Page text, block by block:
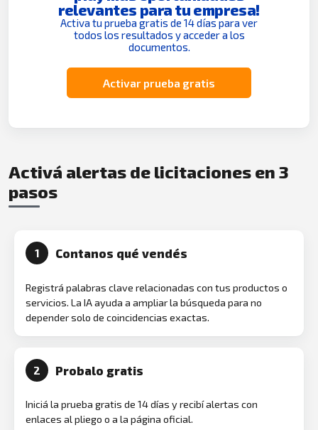
relevantes para tu empresa!
Activa tu prueba gratis de 14 días para ver
todos los resultados y acceder a los
documentos.
Activar prueba gratis
Activá alertas de licitaciones en 3
pasos
1 Contanos qué vendés
Registrá palabras clave relacionadas con tus productos o
servicios. La IA ayuda a ampliar la búsqueda para no
depender solo de coincidencias exactas.
2 Probalo gratis
Iniciá la prueba gratis de 14 días y recibí alertas con
enlaces al pliego o a la página oficial.